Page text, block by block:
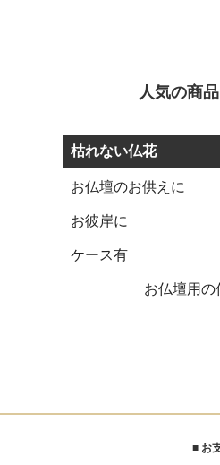
人気の商品
枯れない仏花
お仏壇のお供えに
お彼岸に
ケース有
お仏壇用の
■ お